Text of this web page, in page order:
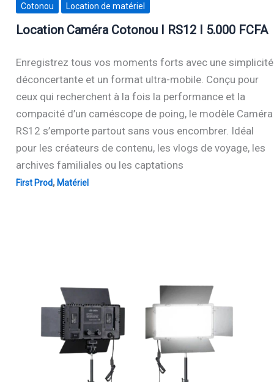
Cotonou Location de matériel
Location Caméra Cotonou I RS12 I 5.000 FCFA
Enregistrez tous vos moments forts avec une simplicité
déconcertante et un format ultra-mobile. Conçu pour
ceux qui recherchent à la fois la performance et la
compacité d’un caméscope de poing, le modèle Caméra
RS12 s’emporte partout sans vous encombrer. Idéal
pour les créateurs de contenu, les vlogs de voyage, les
archives familiales ou les captations
First Prod, Matériel